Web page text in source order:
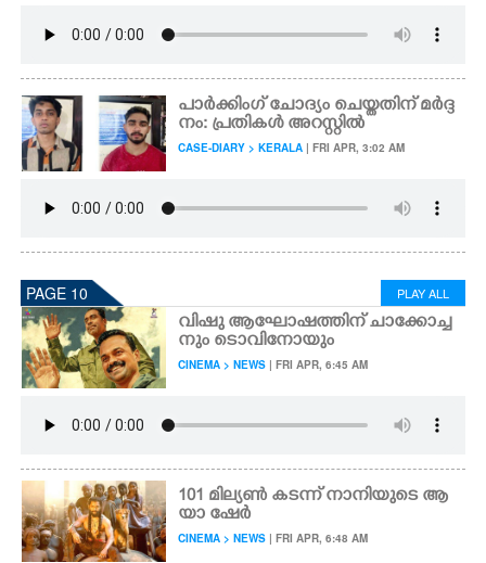
പാർക്കിംഗ് ചോദ്യം ചെയ്തതിന് മർദ്ദ
നം: പ്രതികൾ അറസ്റ്റിൽ
CASE-DIARY > KERALA | FRI APR, 3:02 AM
PAGE 10 PLAY ALL
വിഷു ആഘോഷത്തിന് ചാക്കോച്ച
നും ടൊവിനോയും
CINEMA > NEWS | FRI APR, 6:45 AM
101 മില്യൺ കടന്ന് നാനിയുടെ ആ
യാ ഷേർ
CINEMA > NEWS | FRI APR, 6:48 AM